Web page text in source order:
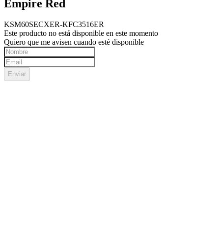
Empire Red
KSM60SECXER-KFC3516ER
Este producto no está disponible en este momento
Quiero que me avisen cuando esté disponible
Enviar